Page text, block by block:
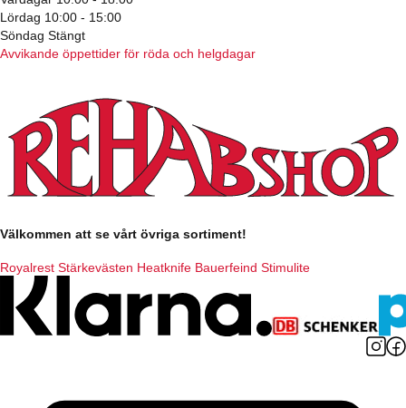
Lördag 10:00 - 15:00
Söndag Stängt
Avvikande öppettider för röda och helgdagar
Välkommen att se vårt övriga sortiment!
Royalrest Stärkevästen Heatknife Bauerfeind Stimulite